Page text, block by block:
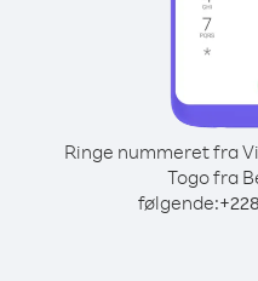
Ringe nummeret fra
Togo fra
følgende:+228